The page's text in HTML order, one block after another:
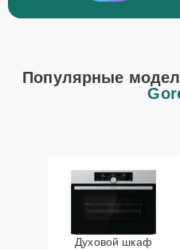
Популярные
Духовой шкаф